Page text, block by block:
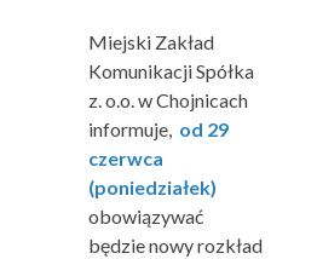
Miejski Zakład
Komunikacji Spółka
z. o.o. w Chojnicach
informuje, od 29
czerwca
(poniedziałek)
obowiązywać
będzie nowy rozkład